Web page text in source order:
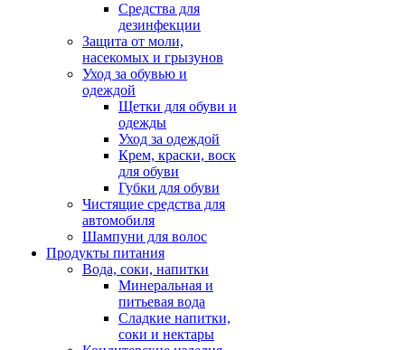
Средства для
дезинфекции
Защита от моли,
насекомых и грызунов
Уход за обувью и
одеждой
Щетки для обуви и
одежды
Уход за одеждой
Крем, краски, воск
для обуви
Губки для обуви
Чистящие средства для
автомобиля
Шампуни для волос
Продукты питания
Вода, соки, напитки
Минеральная и
питьевая вода
Сладкие напитки,
соки и нектары